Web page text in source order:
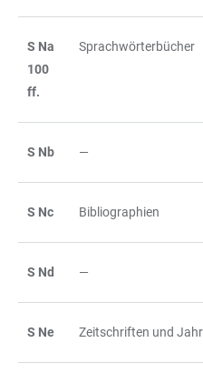
S Na
100
ff.
Sprachwörterbücher
S Nb —
S Nc Bibliographien
S Nd —
S Ne Zeitschriften und